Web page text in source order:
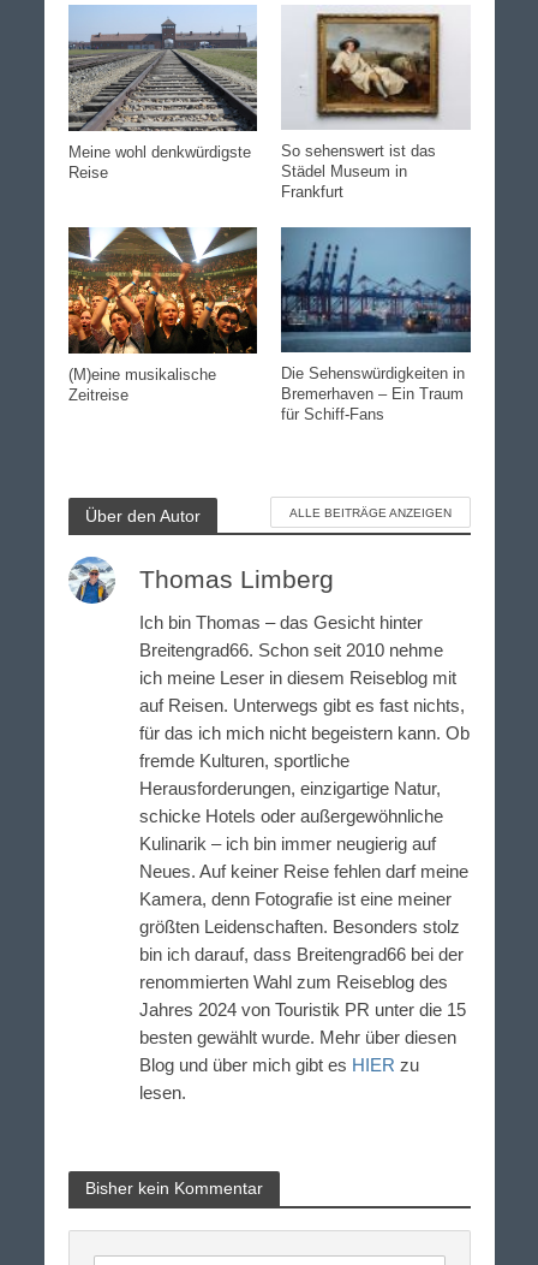
Meine wohl denkwürdigste
Reise
So sehenswert ist das
Städel Museum in
Frankfurt
(M)eine musikalische
Zeitreise
Die Sehenswürdigkeiten in
Bremerhaven – Ein Traum
für Schiff-Fans
Über den Autor ALLE BEITRÄGE ANZEIGEN
Thomas Limberg
Ich bin Thomas – das Gesicht hinter
Breitengrad66. Schon seit 2010 nehme
ich meine Leser in diesem Reiseblog mit
auf Reisen. Unterwegs gibt es fast nichts,
für das ich mich nicht begeistern kann. Ob
fremde Kulturen, sportliche
Herausforderungen, einzigartige Natur,
schicke Hotels oder außergewöhnliche
Kulinarik – ich bin immer neugierig auf
Neues. Auf keiner Reise fehlen darf meine
Kamera, denn Fotografie ist eine meiner
größten Leidenschaften. Besonders stolz
bin ich darauf, dass Breitengrad66 bei der
renommierten Wahl zum Reiseblog des
Jahres 2024 von Touristik PR unter die 15
besten gewählt wurde. Mehr über diesen
Blog und über mich gibt es HIER zu
lesen.
Bisher kein Kommentar